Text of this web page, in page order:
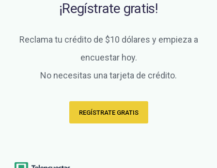
¡Regístrate gratis!
Reclama tu crédito de $10 dólares y empieza a
encuestar hoy.
No necesitas una tarjeta de crédito.
REGÍSTRATE GRATIS